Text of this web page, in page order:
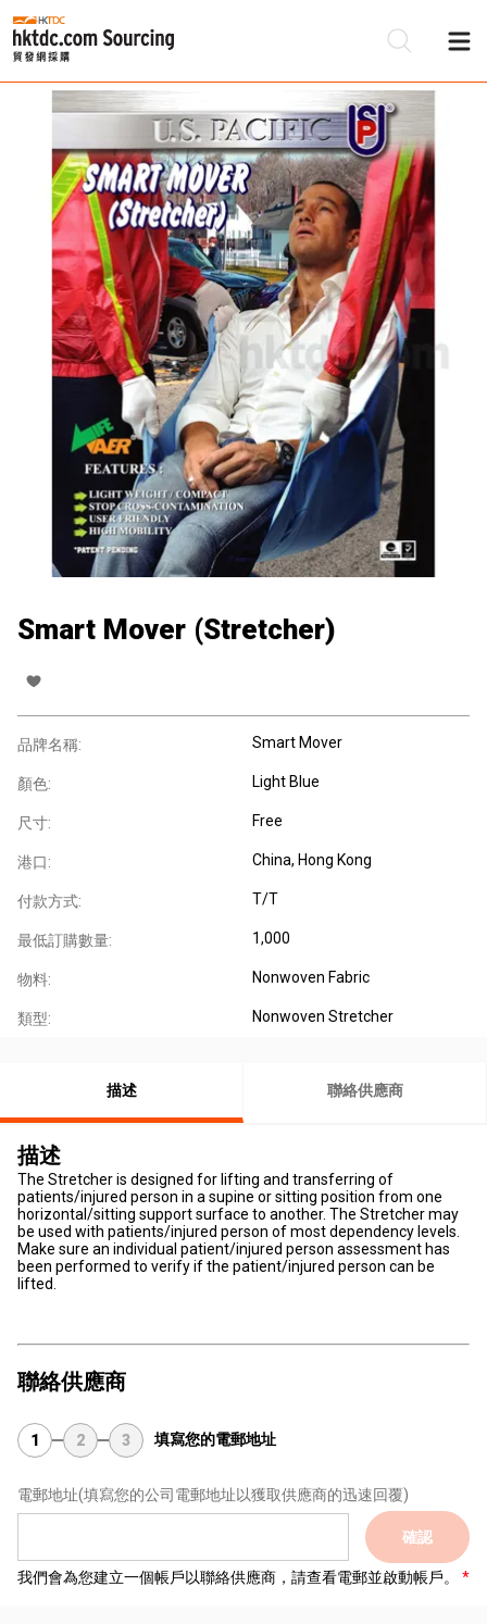
Smart Mover (Stretcher)
品牌名稱: Smart Mover
顏色: Light Blue
尺寸: Free
港口: China, Hong Kong
付款方式: T/T
最低訂購數量: 1,000
物料: Nonwoven Fabric
類型: Nonwoven Stretcher
描述 聯絡供應商
描述
The Stretcher is designed for lifting and transferring of
patients/injured person in a supine or sitting position from one
horizontal/sitting support surface to another. The Stretcher may
be used with patients/injured person of most dependency levels.
Make sure an individual patient/injured person assessment has
been performed to verify if the patient/injured person can be
lifted.
聯絡供應商
1 2 3 填寫您的電郵地址
電郵地址(填寫您的公司電郵地址以獲取供應商的迅速回覆)
確認
我們會為您建立一個帳戶以聯絡供應商，請查看電郵並啟動帳戶。